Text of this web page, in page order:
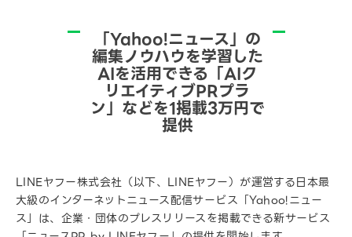
「Yahoo!ニュース」の
編集ノウハウを学習した
AIを活用できる「AIク
リエイティブPRプラ
ン」などを1掲載3万円で
提供
LINEヤフー株式会社（以下、LINEヤフー）が運営する日本最
大級のインターネットニュース配信サービス「Yahoo!ニュー
ス」は、企業・団体のプレスリリースを掲載できる新サービス